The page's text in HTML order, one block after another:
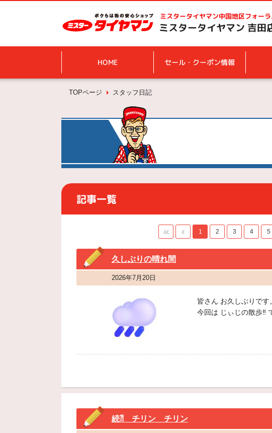
ミスタータイヤマン中国地区フォー
ミスタータイヤマン 吉田
HOME セール・クーポン情報
TOPページ スタッフ日記
記事一覧
1 2 3 4 5
久しぶりの晴れ間
2026年7月20日
皆さん お久しぶりです。
今回は じぃじの散歩‼
続⁈ チリン チリン